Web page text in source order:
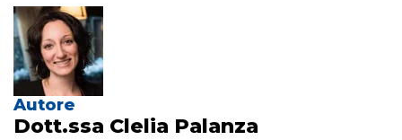
Autore
Dott.ssa Clelia Palanza